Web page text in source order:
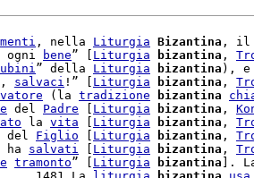
, nella Liturgia Bizantina , il
bene” [ Liturgia bizantina ,
” della Liturgia bizantina ), e
, salvaci !” [ Liturgia bizantina ,
(la tradizione bizantina
del Padre Liturgia bizantina ,
la vita Liturgia bizantina ,
del Figlio Liturgia bizantina ,
salvati Liturgia bizantina ,
tramonto” [ Liturgia bizantina ].